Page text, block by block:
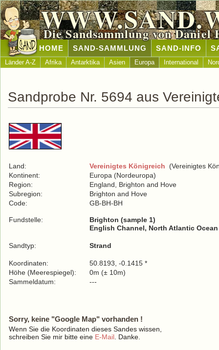
Die Sandsammlung von Daniel
HOME SAND-SAMMLUNG SAND-INFO
Länder A-Z Afrika Antarktika Asien Europa International
Sandprobe Nr. 5694 aus
Land: Vereinigtes Königreich (Vereinigtes
Kontinent:
Europa (Nordeuropa)
Region:
England, Brighton and Hove
Subregion:
Brighton and Hove
Code:
GB-BH-BH
Fundstelle:
Brighton (sample 1)
English Channel, North Atlantic Ocean
Sandtyp: Strand
Koordinaten:
50.8193, -0.1415 *
Höhe (Meerespiegel):
0m (± 10m)
Sammeldatum:
---
Sorry, keine "Google Map" vorhanden !
Wenn Sie die Koordinaten dieses Sandes wissen,
schreiben Sie mir bitte eine E-Mail . Danke.